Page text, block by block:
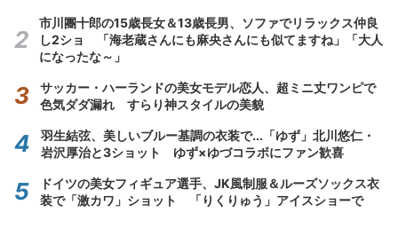
市川團十郎の15歳長女＆13歳長男、ソファでリラックス仲良
し2ショ 「海老蔵さんにも麻央さんにも似てますね」「大人
になったな～」
サッカー・ハーランドの美女モデル恋人、超ミニ丈ワンピで
色気ダダ漏れ すらり神スタイルの美貌
羽生結弦、美しいブルー基調の衣装で...「ゆず」北川悠仁・
岩沢厚治と3ショット ゆず×ゆづコラボにファン歓喜
ドイツの美女フィギュア選手、JK風制服＆ルーズソックス衣
装で「激カワ」ショット 「りくりゅう」アイスショーで